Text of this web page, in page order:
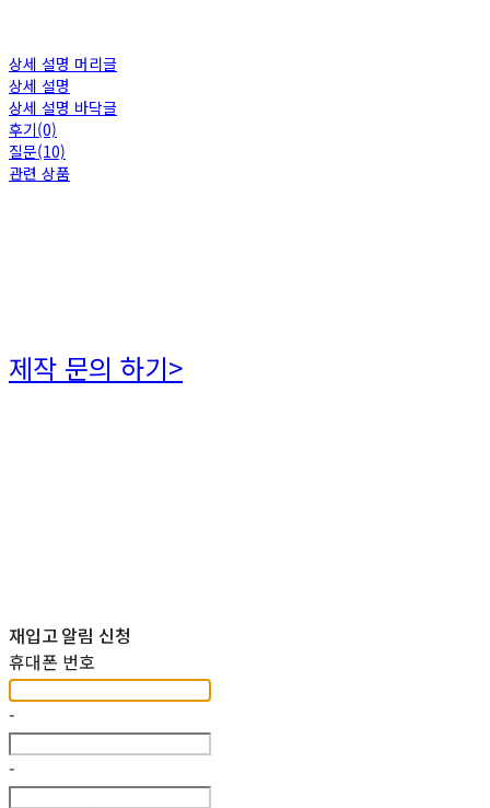
상세 설명 머리글
상세 설명
상세 설명 바닥글
후기(0)
질문(10)
관련 상품
제작 문의 하기>
재입고 알림 신청
휴대폰 번호
-
-